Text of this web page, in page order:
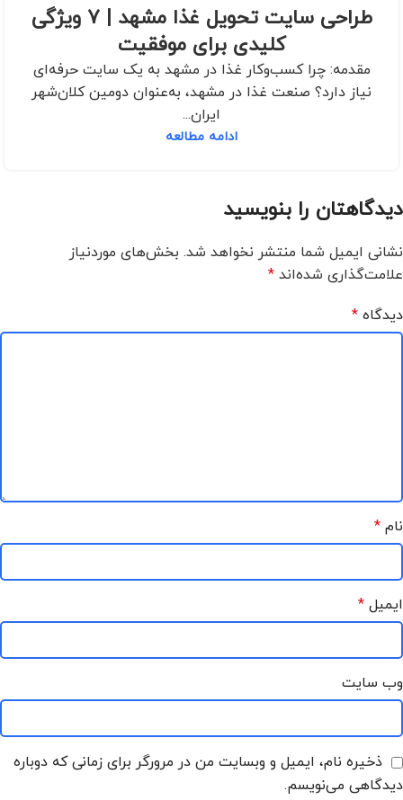
طراحی سایت تحویل غذا مشهد | 7 ویژگی
کلیدی برای موفقیت
مقدمه: چرا کسب‌وکار غذا در مشهد به یک سایت حرفه‌ای
نیاز دارد؟ صنعت غذا در مشهد، به‌عنوان دومین کلان‌شهر
ایران...
ادامه مطالعه
دیدگاهتان را بنویسید
نشانی ایمیل شما منتشر نخواهد شد. بخش‌های موردنیاز
علامت‌گذاری شده‌اند *
دیدگاه *
نام *
ایمیل *
وب‌ سایت
ذخیره نام، ایمیل و وبسایت من در مرورگر برای زمانی که دوباره
دیدگاهی می‌نویسم.